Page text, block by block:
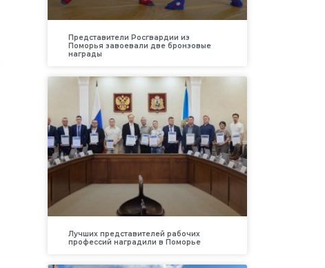
Представители Росгвардии из
Поморья завоевали две бронзовые
награды
Лучших представителей рабочих
профессий наградили в Поморье